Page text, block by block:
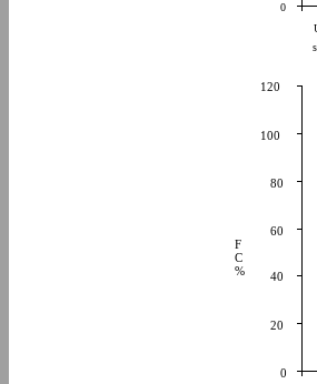
0
0
20
40
60
80
100
120
F
C
%